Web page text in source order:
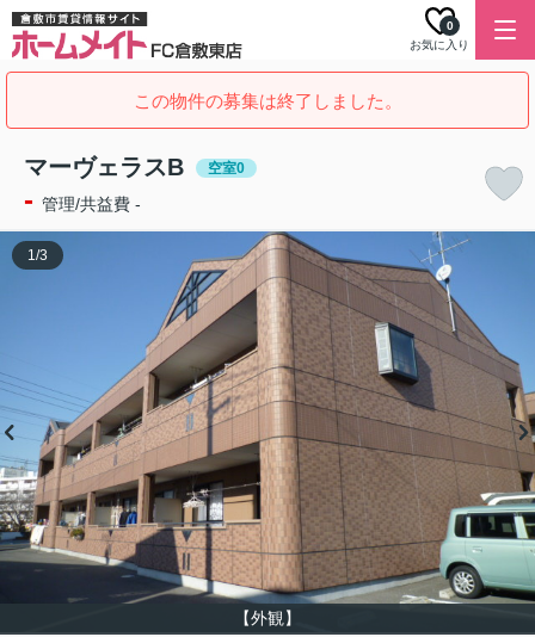
お気に入り
0
この物件の募集は終了しました。
マーヴェラスB 空室0
- 管理/共益費 -
【外観】
1/3